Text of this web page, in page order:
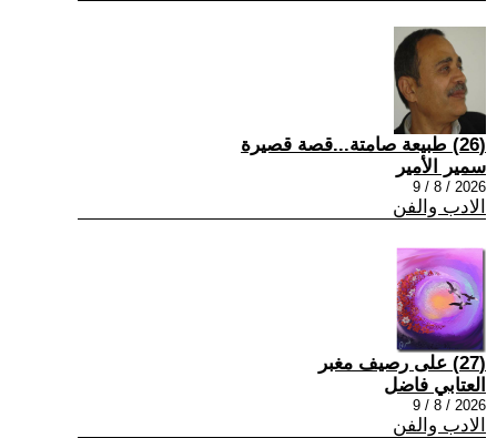
(26) طبيعة صامتة...قصة قصيرة
سمير الأمير
2026 / 8 / 9
الادب والفن
(27) على رصيف مغبر
العتابي فاضل
2026 / 8 / 9
الادب والفن